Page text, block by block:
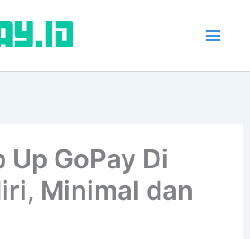
Up GoPay Di
Minimal dan